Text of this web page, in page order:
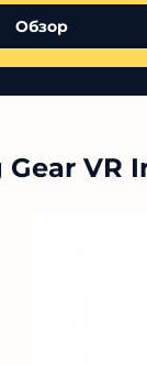
Обзор
Gear VR